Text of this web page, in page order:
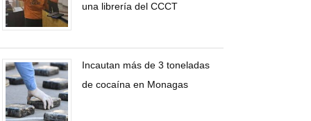
una librería del CCCT
Incautan más de 3 toneladas
de cocaína en Monagas